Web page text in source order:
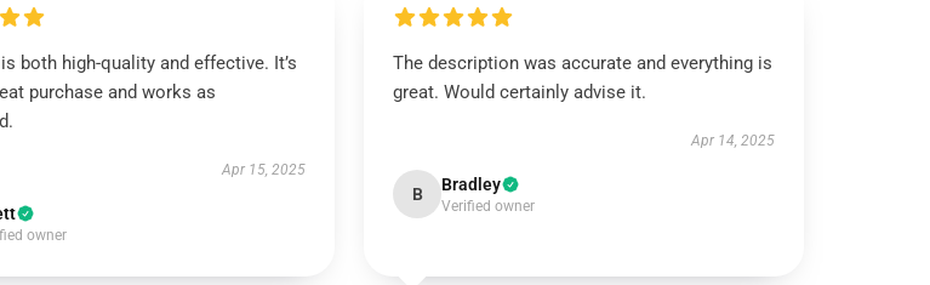
both high-quality and effective. It’s
purchase and works as
Apr 15, 2025
owner
The description was accurate and everything is
great. Would certainly advise it.
Apr 14, 2025
B Bradley
Verified owner